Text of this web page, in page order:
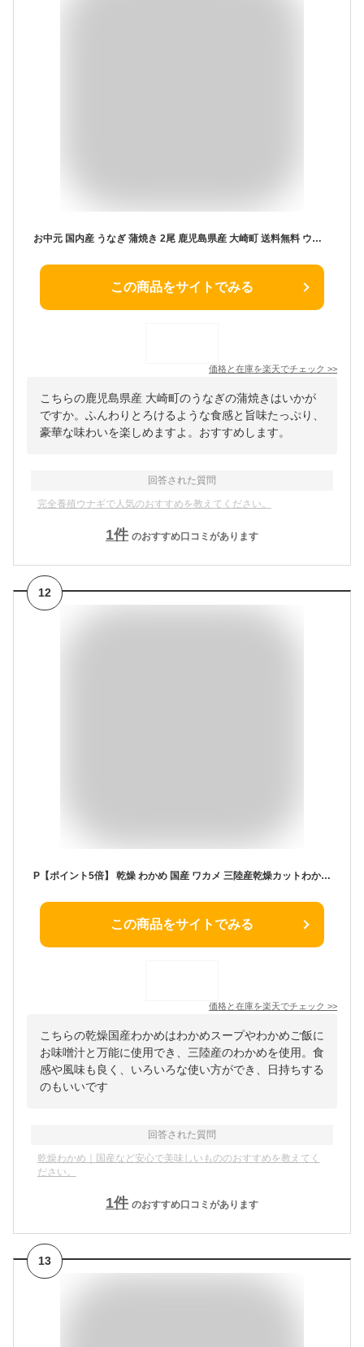
お中元 国内産 うなぎ 蒲焼き 2尾 鹿児島県産 大崎町 送料無料 ウナギ 鰻
この商品をサイトでみる
価格と在庫を楽天でチェック >>
こちらの鹿児島県産 大崎町のうなぎの蒲焼きはいかが
ですか。ふんわりとろけるような食感と旨味たっぷり、
豪華な味わいを楽しめますよ。おすすめします。
回答された質問
完全養殖ウナギで人気のおすすめを教えてください。
1件 のおすすめ口コミがあります
12
P【ポイント5倍】 乾燥 わかめ 国産 ワカメ 三陸産乾燥カットわかめ 80g 若布 スープ 麺 東北 日本産 朝食 朝ご飯 朝御飯 送料無料 ポイント消化 お試し メール便 お味噌汁 わかめスープ わかめごはん うどん ギフト 2026
この商品をサイトでみる
価格と在庫を楽天でチェック >>
こちらの乾燥国産わかめはわかめスープやわかめご飯に
お味噌汁と万能に使用でき、三陸産のわかめを使用。食
感や風味も良く、いろいろな使い方ができ、日持ちする
のもいいです
回答された質問
乾燥わかめ｜国産など安心で美味しいもののおすすめを教えてく
ださい。
1件 のおすすめ口コミがあります
13